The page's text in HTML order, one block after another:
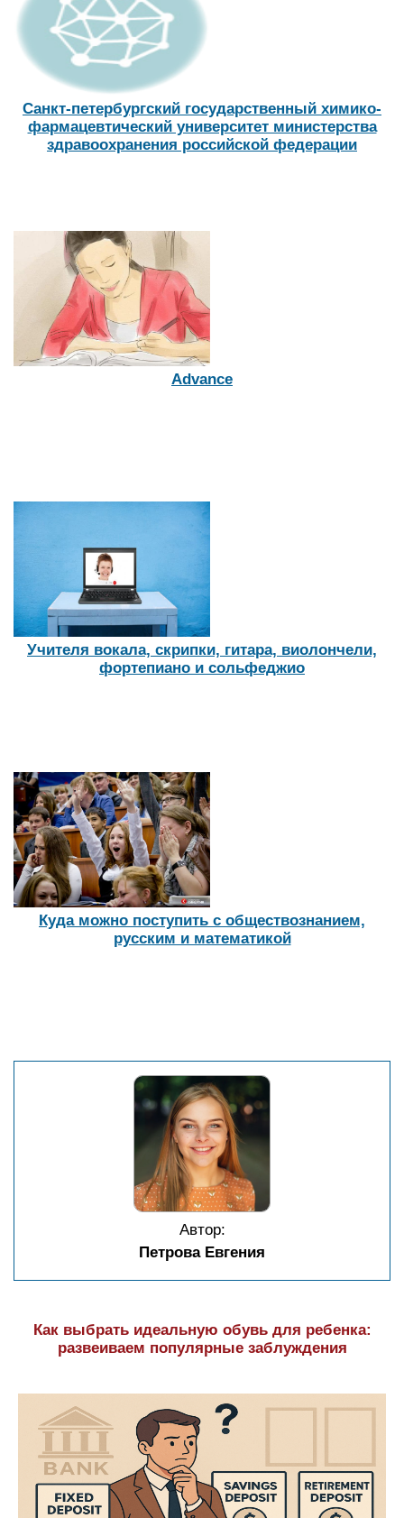
Санкт-петербургский государственный химико-
фармацевтический университет министерства
здравоохранения российской федерации
Advance
Учителя вокала, скрипки, гитара, виолончели,
фортепиано и сольфеджио
Куда можно поступить с обществознанием,
русским и математикой
Автор:
Петрова Евгения
Как выбрать идеальную обувь для ребенка:
развеиваем популярные заблуждения